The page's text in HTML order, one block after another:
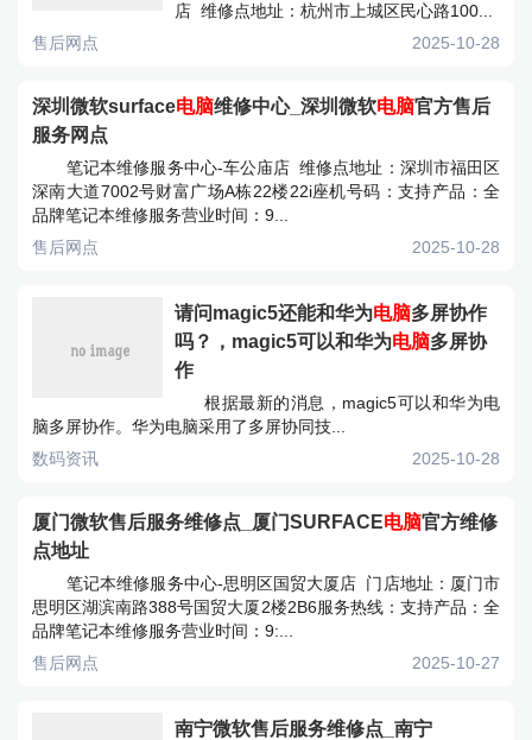
店 维修点地址：杭州市上城区民心路100...
售后网点
2025-10-28
深圳微软surface电脑维修中心_深圳微软电脑官方售后
服务网点
笔记本维修服务中心-车公庙店 维修点地址：深圳市福田区
深南大道7002号财富广场A栋22楼22i座机号码：支持产品：全
品牌笔记本维修服务营业时间：9...
售后网点
2025-10-28
请问magic5还能和华为电脑多屏协作
吗？，magic5可以和华为电脑多屏协
作
根据最新的消息，magic5可以和华为电
脑多屏协作。华为电脑采用了多屏协同技...
数码资讯
2025-10-28
厦门微软售后服务维修点_厦门SURFACE电脑官方维修
点地址
笔记本维修服务中心-思明区国贸大厦店 门店地址：厦门市
思明区湖滨南路388号国贸大厦2楼2B6服务热线：支持产品：全
品牌笔记本维修服务营业时间：9:...
售后网点
2025-10-27
南宁微软售后服务维修点_南宁